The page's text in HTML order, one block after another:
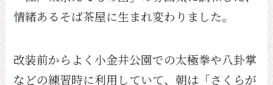
情緒あるそば茶屋に生まれ変わりました。
改装前からよく小金井公園での太極拳や八卦掌
などの練習時に利用していて、朝は「さくらが